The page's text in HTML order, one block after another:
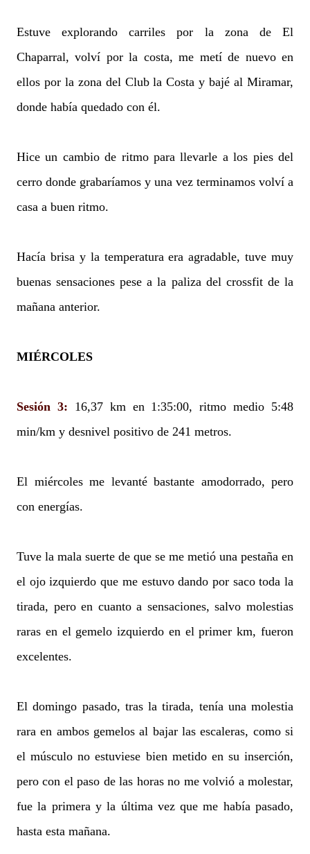
Estuve explorando carriles por la zona de El
Chaparral, volví por la costa, me metí de nuevo en
ellos por la zona del Club la Costa y bajé al Miramar,
donde había quedado con él.
Hice un cambio de ritmo para llevarle a los pies del
cerro donde grabaríamos y una vez terminamos volví a
casa a buen ritmo.
Hacía brisa y la temperatura era agradable, tuve muy
buenas sensaciones pese a la paliza del crossfit de la
mañana anterior.
MIÉRCOLES
Sesión 3: 16,37 km en 1:35:00, ritmo medio 5:48
min/km y desnivel positivo de 241 metros.
El miércoles me levanté bastante amodorrado, pero
con energías.
Tuve la mala suerte de que se me metió una pestaña en
el ojo izquierdo que me estuvo dando por saco toda la
tirada, pero en cuanto a sensaciones, salvo molestias
raras en el gemelo izquierdo en el primer km, fueron
excelentes.
El domingo pasado, tras la tirada, tenía una molestia
rara en ambos gemelos al bajar las escaleras, como si
el músculo no estuviese bien metido en su inserción,
pero con el paso de las horas no me volvió a molestar,
fue la primera y la última vez que me había pasado,
hasta esta mañana.